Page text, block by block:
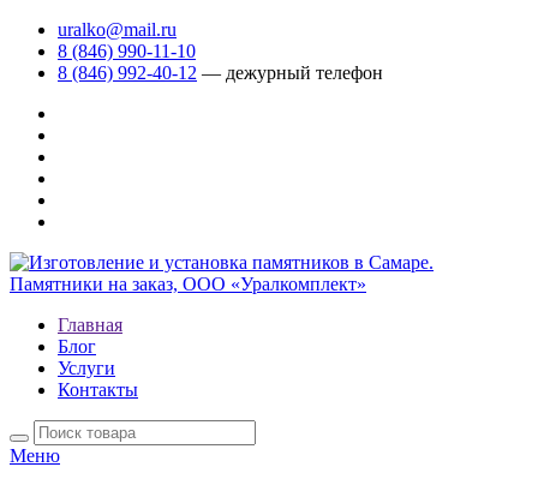
uralko@mail.ru
8 (846) 990-11-10
8 (846) 992-40-12 — дежурный телефон
Главная
Блог
Услуги
Контакты
Меню